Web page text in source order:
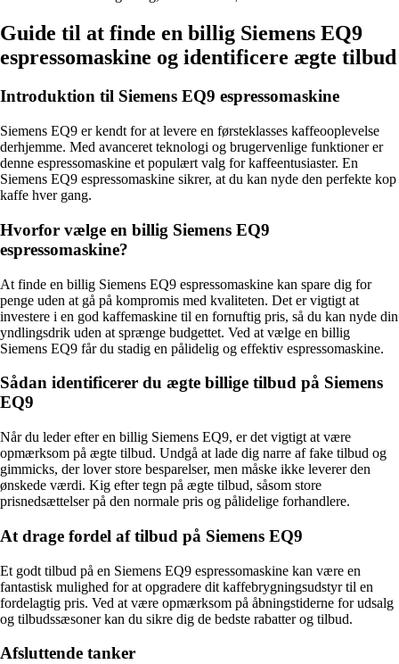
Guide til at finde en billig Siemens EQ9
espressomaskine og identificere ægte tilbud
Introduktion til Siemens EQ9 espressomaskine
Siemens EQ9 er kendt for at levere en førsteklasses kaffeooplevelse
derhjemme. Med avanceret teknologi og brugervenlige funktioner er
denne espressomaskine et populært valg for kaffeentusiaster. En
Siemens EQ9 espressomaskine sikrer, at du kan nyde den perfekte kop
kaffe hver gang.
Hvorfor vælge en billig Siemens EQ9
espressomaskine?
At finde en billig Siemens EQ9 espressomaskine kan spare dig for
penge uden at gå på kompromis med kvaliteten. Det er vigtigt at
investere i en god kaffemaskine til en fornuftig pris, så du kan nyde din
yndlingsdrik uden at sprænge budgettet. Ved at vælge en billig
Siemens EQ9 får du stadig en pålidelig og effektiv espressomaskine.
Sådan identificerer du ægte billige tilbud på Siemens
EQ9
Når du leder efter en billig Siemens EQ9, er det vigtigt at være
opmærksom på ægte tilbud. Undgå at lade dig narre af fake tilbud og
gimmicks, der lover store besparelser, men måske ikke leverer den
ønskede værdi. Kig efter tegn på ægte tilbud, såsom store
prisnedsættelser på den normale pris og pålidelige forhandlere.
At drage fordel af tilbud på Siemens EQ9
Et godt tilbud på en Siemens EQ9 espressomaskine kan være en
fantastisk mulighed for at opgradere dit kaffebrygningsudstyr til en
fordelagtig pris. Ved at være opmærksom på åbningstiderne for udsalg
og tilbudssæsoner kan du sikre dig de bedste rabatter og tilbud.
Afsluttende tanker